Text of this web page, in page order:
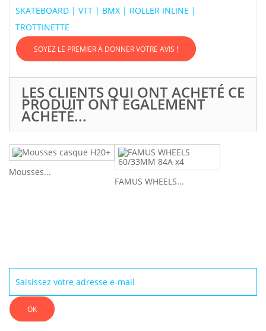
SKATEBOARD | VTT | BMX | ROLLER INLINE |
TROTTINETTE
SOYEZ LE PREMIER À DONNER VOTRE AVIS !
LES CLIENTS QUI ONT ACHETÉ CE
PRODUIT ONT ÉGALEMENT
ACHETÉ...
Mousses...
FAMUS WHEELS...
OK